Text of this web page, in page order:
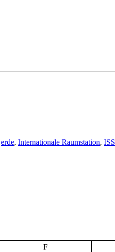
erde, Internationale Raumstation, ISS
F